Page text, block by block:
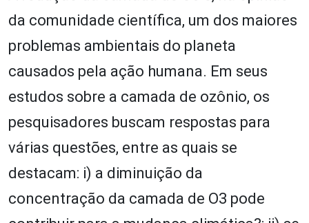
da comunidade científica, um dos maiores
problemas ambientais do planeta
causados pela ação humana. Em seus
estudos sobre a camada de ozônio, os
pesquisadores buscam respostas para
várias questões, entre as quais se
destacam: i) a diminuição da
concentração da camada de O3 pode